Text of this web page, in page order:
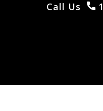
Call Us